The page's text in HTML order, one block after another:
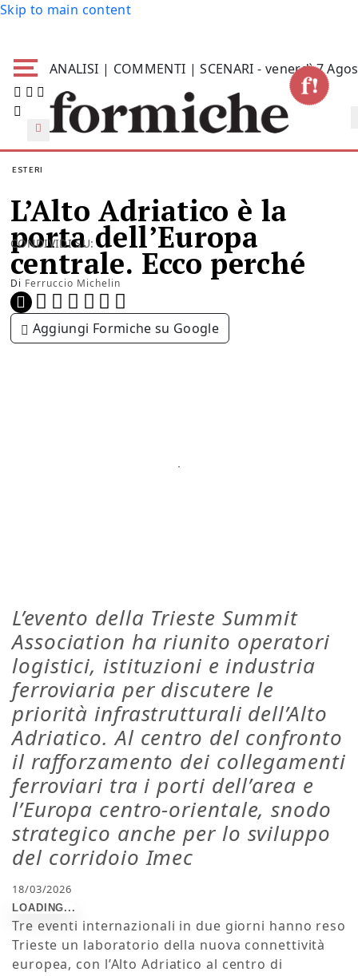
Skip to main content
ANALISI | COMMENTI | SCENARI - venerdì 7
ESTERI
L’Alto Adriatico è la
porta dell’Europa
centrale. Ecco perché
Di Ferruccio Michelin
CONDIVIDI SU:
Aggiungi Formiche su Google
L’evento della Trieste Summit
Association ha riunito operatori
logistici, istituzioni e industria
ferroviaria per discutere le
priorità infrastrutturali dell’Alto
Adriatico. Al centro del confronto
il rafforzamento dei collegamenti
ferroviari tra i porti dell’area e
l’Europa centro-orientale, snodo
strategico anche per lo sviluppo
del corridoio Imec
18/03/2026
Tre eventi internazionali in due giorni hanno reso
Trieste un laboratorio della nuova connettività
europea, con l’Alto Adriatico al centro di